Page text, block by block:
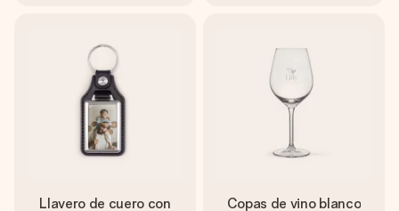
Llavero de cuero con Copas de vino blanco